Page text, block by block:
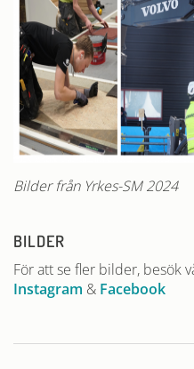
Bilder från Yrkes-SM 2024
BILDER
För att se fler bilder, besök
Instagram & Facebook